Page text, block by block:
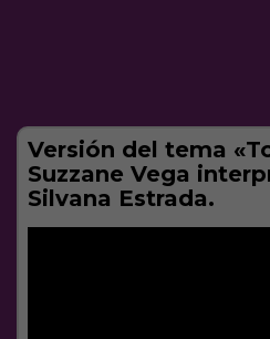
Versión del tema
Suzzane Vega
Silvana Estrada.